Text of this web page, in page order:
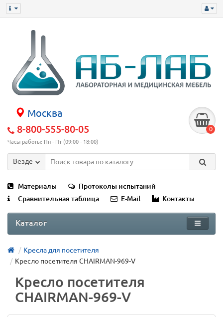
Москва
8-800-555-80-05
Часы работы: Пн - Пт (09:00 - 18:00)
0
Везде
Материалы
Протоколы испытаний
Сравнительная таблица
E-Mail Контакты
Каталог
Кресла для посетителя
Кресло посетителя CHAIRMAN-969-V
Кресло посетителя
CHAIRMAN-969-V